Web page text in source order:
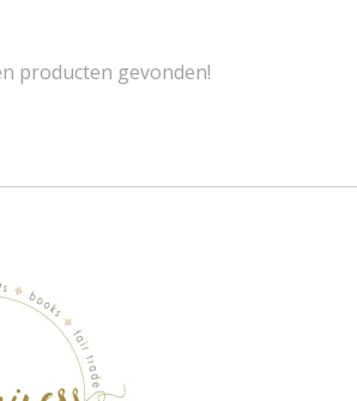
producten gevonden!